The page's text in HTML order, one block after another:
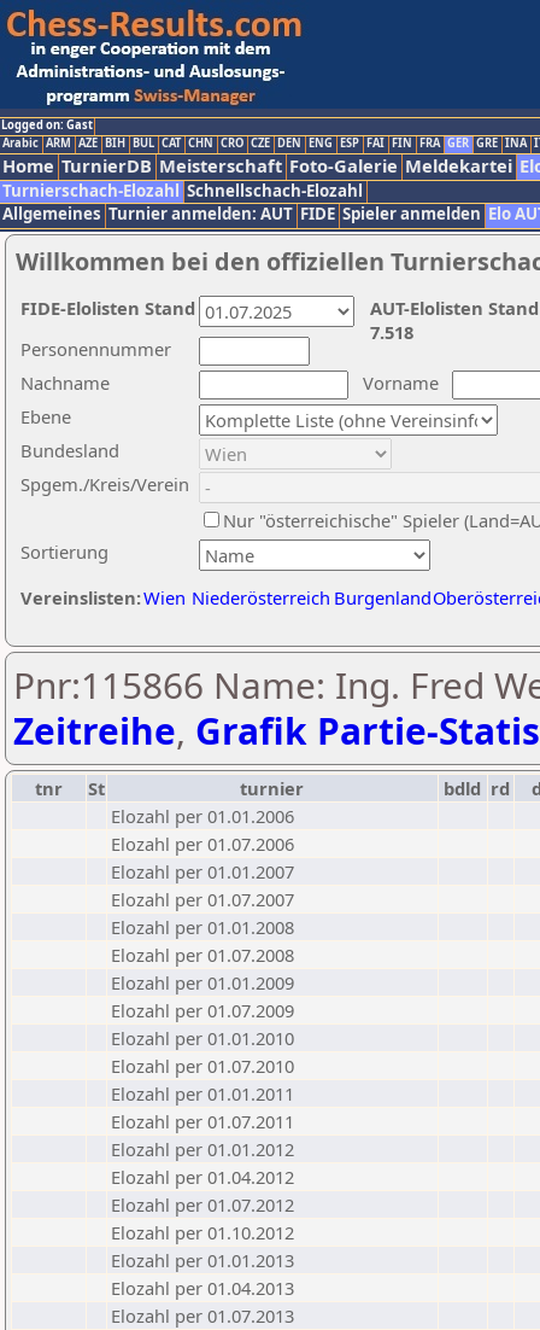
Logged on: Gast
Arabic ARM AZE BIH BUL CAT CHN CRO CZE DEN ENG ESP FAI FIN FRA GER GRE INA
Home TurnierDB Meisterschaft Foto-Galerie Meldekartei
Turnierschach-Elozahl Schnellschach-Elozahl
Allgemeines Turnier anmelden: AUT FIDE Spieler anmelden Elo
Willkommen bei den offiziellen
Nachname
Vorname
Ebene
Sortierung
Personennummer
Bundesland
Spgem./Kreis/Verein
Nur "österreichische" Spieler
Vereinslisten:Wien Niederösterreich Burgenland
AUT-Elolisten
7.518
FIDE-Elolisten Stand
Pnr:115866 Name: Ing. Fred
Zeitreihe, Grafik Partie-
tnr St turnier bdld rd
Elozahl per 01.01.2006
Elozahl per 01.07.2006
Elozahl per 01.01.2007
Elozahl per 01.07.2007
Elozahl per 01.01.2008
Elozahl per 01.07.2008
Elozahl per 01.01.2009
Elozahl per 01.07.2009
Elozahl per 01.01.2010
Elozahl per 01.07.2010
Elozahl per 01.01.2011
Elozahl per 01.07.2011
Elozahl per 01.01.2012
Elozahl per 01.04.2012
Elozahl per 01.07.2012
Elozahl per 01.10.2012
Elozahl per 01.01.2013
Elozahl per 01.04.2013
Elozahl per 01.07.2013